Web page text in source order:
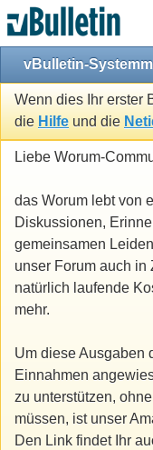
vBulletin-
Wenn dies Ihr erster
die Hilfe und die
Liebe Worum-
das Worum lebt von
Diskussionen,
gemeinsamen
unser Forum auch in
natürlich laufende
mehr.
Um diese Ausgaben
Einnahmen
zu unterstützen,
müssen, ist unser
Den Link findet Ihr